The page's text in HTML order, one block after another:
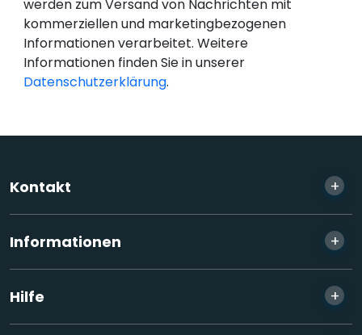
werden zum Versand von Nachrichten mit
kommerziellen und marketingbezogenen
Informationen verarbeitet. Weitere
Informationen finden Sie in unserer
Datenschutzerklärung.
Kontakt +
Informationen +
Hilfe +